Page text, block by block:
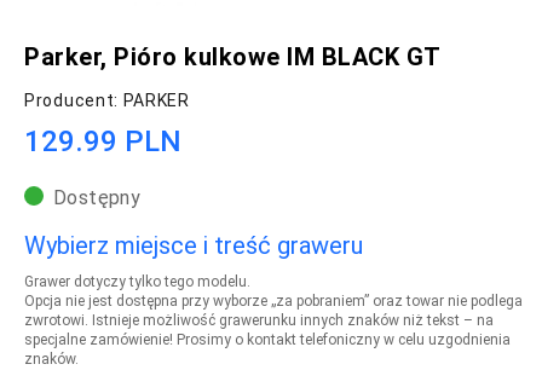
Parker, Pióro kulkowe IM BLACK GT
Producent: PARKER
129.99 PLN
Dostępny
Wybierz miejsce i treść graweru
Grawer dotyczy tylko tego modelu.
Opcja nie jest dostępna przy wyborze „za pobraniem” oraz towar nie podlega
zwrotowi. Istnieje możliwość grawerunku innych znaków niż tekst – na
specjalne zamówienie! Prosimy o kontakt telefoniczny w celu uzgodnienia
znaków.